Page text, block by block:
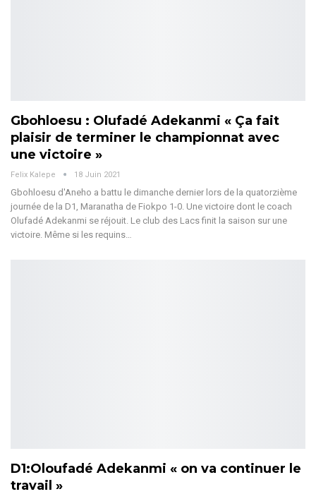
Gbohloesu : Olufadé Adekanmi « Ça fait
plaisir de terminer le championnat avec
une victoire »
Felix Kalepe 18 Juin 2021
Gbohloesu d'Aneho a battu le dimanche dernier lors de la quatorzième
journée de la D1, Maranatha de Fiokpo 1-0. Une victoire dont le coach
Olufadé Adekanmi se réjouit. Le club des Lacs finit la saison sur une
victoire. Même si les requins…
D1:Oloufadé Adekanmi « on va continuer le
travail »